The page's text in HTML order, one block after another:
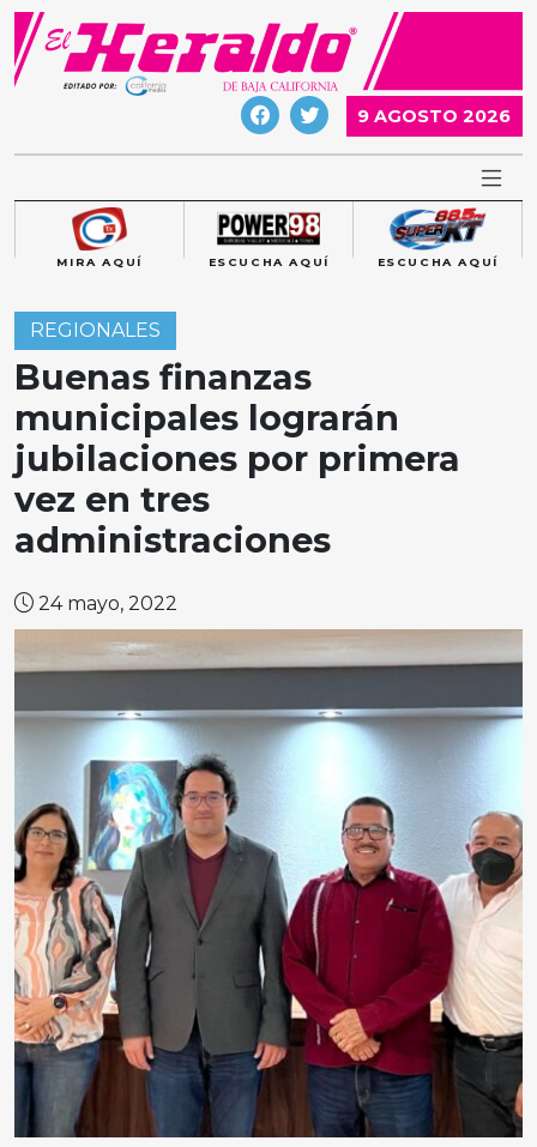
Skip
content
9 AGOSTO 2026
MIRA AQUÍ ESCUCHA AQUÍ ESCUCHA AQUÍ
REGIONALES
Buenas finanzas
municipales lograrán
jubilaciones por primera
vez en tres
administraciones
24 mayo, 2022